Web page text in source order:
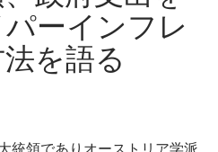
ーインフレ
を語る
統領でありオーストリア学派